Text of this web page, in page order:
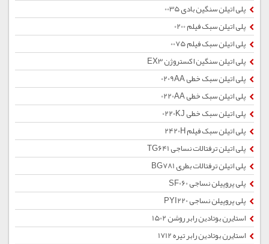
پلی اتیلن سنگین بادی 0035
پلی اتیلن سبک فیلم 0200
پلی اتیلن سبک فیلم 0075
پلی اتیلن سنگین اکستروژن EX3
پلی اتیلن سبک خطی 0209AA
پلی اتیلن سبک خطی 0220AA
پلی اتیلن سبک خطی 0220KJ
پلی اتیلن سبک فیلم 2420H
پلی اتیلن ترفتالات نساجی TG641
پلی اتیلن ترفتالات بطری BG781
پلی پروپیلن نساجی SF060
پلی پروپیلن نساجی PYI220
استایرن بوتادین رابر روشن 1502
استایرن بوتادین رابر تیره 1712